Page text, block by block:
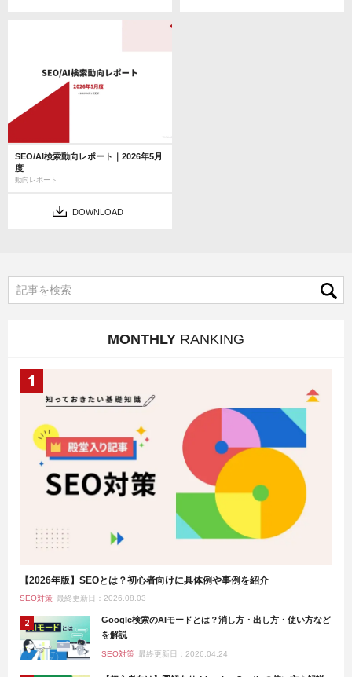
SEO/AI検索動向レポート｜2026年5月
度
動向レポート
DOWNLOAD
MONTHLY RANKING
【2026年版】SEOとは？初心者向けに具体例や事例を紹介
SEO対策 最終更新日：2026.08.03
Google検索のAIモードとは？消し方・出し方・使い方など
を解説
SEO対策 最終更新日：2026.04.24